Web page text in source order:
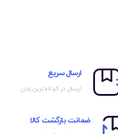
ارسال سریع
ارسال در کوتاه‌ترین زمان
ضمانت بازگشت کالا